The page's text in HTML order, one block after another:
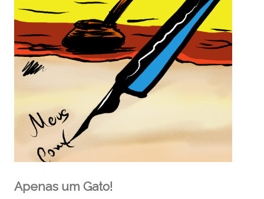
Apenas um Gato!